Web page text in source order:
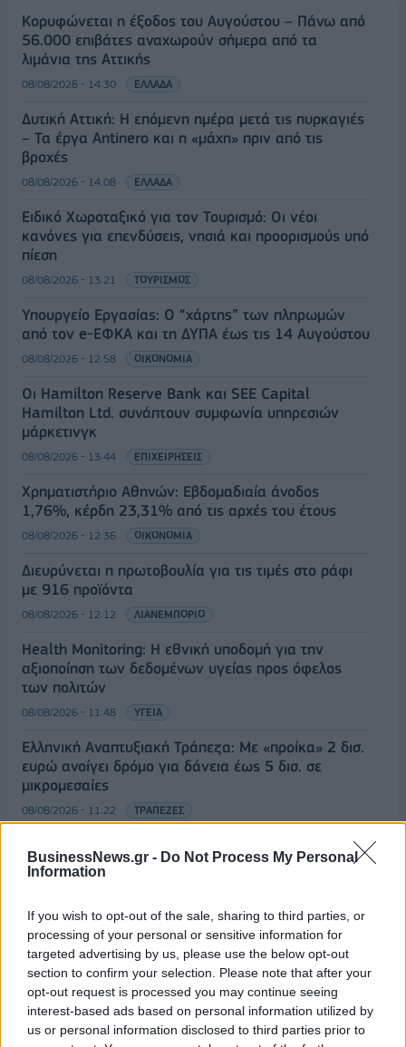
BusinessNews.gr - Do Not Process My Personal
Information
If you wish to opt-out of the sale, sharing to third parties, or
processing of your personal or sensitive information for
targeted advertising by us, please use the below opt-out
section to confirm your selection. Please note that after your
opt-out request is processed you may continue seeing
interest-based ads based on personal information utilized by
us or personal information disclosed to third parties prior to
Κορυφώνεται η έξοδος του Αυγούστου – Πάνω από
56.000 επιβάτες αναχωρούν σήμερα από τα
λιμάνια της Αττικής
08/08/2026 - 14:30 ΕΛΛΑΔΑ
Δυτική Αττική: Η επόμενη ημέρα μετά τις πυρκαγιές
– Τα έργα Antinero και η «μάχη» πριν από τις
βροχές
08/08/2026 - 14:08 ΕΛΛΑΔΑ
Ειδικό Χωροταξικό για τον Τουρισμό: Οι νέοι
κανόνες για επενδύσεις, νησιά και προορισμούς υπό
πίεση
08/08/2026 - 13:21 ΤΟΥΡΙΣΜΟΣ
Υπουργείο Εργασίας: Ο “χάρτης” των πληρωμών
από τον e-ΕΦΚΑ και τη ΔΥΠΑ έως τις 14 Αυγούστου
08/08/2026 - 12:58 ΟΙΚΟΝΟΜΙΑ
Οι Hamilton Reserve Bank και SEE Capital
Hamilton Ltd. συνάπτουν συμφωνία υπηρεσιών
μάρκετινγκ
08/08/2026 - 13:44 ΕΠΙΧΕΙΡΗΣΕΙΣ
Χρηματιστήριο Αθηνών: Εβδομαδιαία άνοδος
1,76%, κέρδη 23,31% από τις αρχές του έτους
08/08/2026 - 12:36 ΟΙΚΟΝΟΜΙΑ
Διευρύνεται η πρωτοβουλία για τις τιμές στο ράφι
με 916 προϊόντα
08/08/2026 - 12:12 ΛΙΑΝΕΜΠΟΡΙΟ
Health Monitoring: Η εθνική υποδομή για την
αξιοποίηση των δεδομένων υγείας προς όφελος
των πολιτών
08/08/2026 - 11:48 ΥΓΕΙΑ
Ελληνική Αναπτυξιακή Τράπεζα: Με «προίκα» 2 δισ.
ευρώ ανοίγει δρόμο για δάνεια έως 5 δισ. σε
μικρομεσαίες
08/08/2026 - 11:22 ΤΡΑΠΕΖΕΣ
Ελλάδα στη μεγάλη τεχνολογική μετάβαση
ΟΛΕΣ ΟΙ ΕΙΔΗΣΕΙΣ